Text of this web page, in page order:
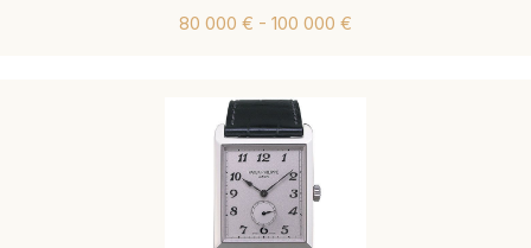
80 000 € - 100 000 €